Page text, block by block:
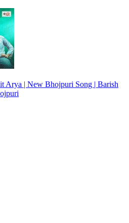
Arya | New Bhojpuri Song | Barish